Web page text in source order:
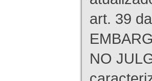
art. 39
NO